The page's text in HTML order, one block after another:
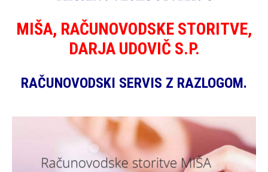
MIŠA, RAČUNOVODSKE STORITVE,
DARJA UDOVIČ S.P.
RAČUNOVODSKI SERVIS Z RAZLOGOM.